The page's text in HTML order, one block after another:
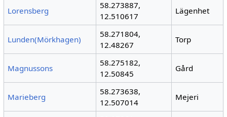
Lorensberg
58.273887,
12.510617
Lägenhet
Lunden(Mörkhagen)
58.271804,
12.48267
Torp
Magnussons
58.275182,
12.50845
Gård
Marieberg
58.273638,
12.507014
Mejeri